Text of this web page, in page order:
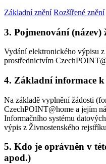
Základní znění Rozšířené znění
3. Pojmenování (název)
Vydání elektronického výpisu
prostřednictvím
4. Základní informace
Na základě vyplnění žádosti
CzechPOINT@home a jejím
Informačního systému
výpis z Živnostenského
5. Kdo je oprávněn v
apod.)